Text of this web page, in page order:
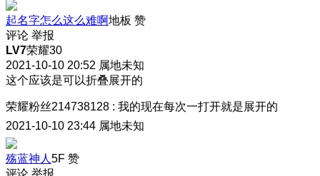
起名字怎么这么难啊地板 赞
评论 举报
LV7荣耀30
2021-10-10 20:52 属地未知
这个应该是可以折叠展开的
荣耀粉丝214738128 : 我的现在每次一打开就是展开的
2021-10-10 23:44 属地未知
殇蓝神人 5F 赞
评论 举报